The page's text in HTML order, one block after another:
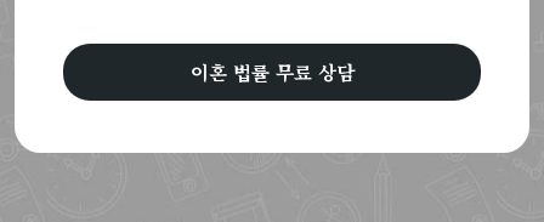
이혼 법률 무료 상담